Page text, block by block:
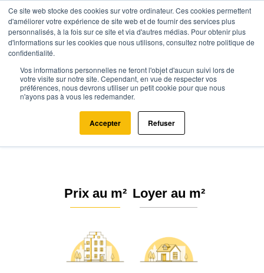
Ce site web stocke des cookies sur votre ordinateur. Ces cookies permettent
d'améliorer votre expérience de site web et de fournir des services plus
personnalisés, à la fois sur ce site et via d'autres médias. Pour obtenir plus
d'informations sur les cookies que nous utilisons, consultez notre politique de
confidentialité.
Vos informations personnelles ne feront l'objet d'aucun suivi lors de
votre visite sur notre site. Cependant, en vue de respecter vos
préférences, nous devrons utiliser un petit cookie pour que nous
n'ayons pas à vous les redemander.
Accepter Refuser
Agence.immo Prix immobilier Normandie Orne Boitron (61500)
Estimation immobilière à Boitron :
Prix m² 2026
Prix au m² Loyer au m²